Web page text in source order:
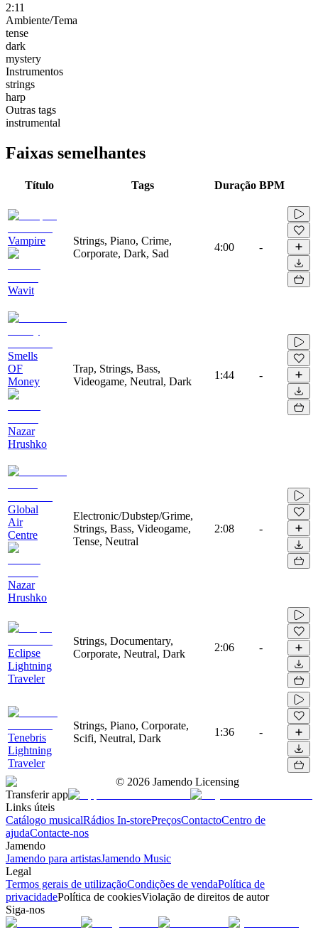
2:11
Ambiente/Tema
tense
dark
mystery
Instrumentos
strings
harp
Outras tags
instrumental
Faixas semelhantes
Título Tags Duração BPM
Vampire
Wavit
Strings, Piano, Crime,
Corporate, Dark, Sad
4:00 -
Smells
OF
Money
Nazar
Hrushko
Trap, Strings, Bass,
Videogame, Neutral, Dark
1:44 -
Global
Air
Centre
Nazar
Hrushko
Electronic/Dubstep/Grime,
Strings, Bass, Videogame,
Tense, Neutral
2:08 -
Eclipse
Lightning
Traveler
Strings, Documentary,
Corporate, Neutral, Dark
2:06 -
Tenebris
Lightning
Traveler
Strings, Piano, Corporate,
Scifi, Neutral, Dark
1:36 -
© 2026 Jamendo Licensing
Transferir app
Links úteis
Catálogo musicalRádios In-storePreçosContactoCentro de
ajudaContacte-nos
Jamendo
Jamendo para artistasJamendo Music
Legal
Termos gerais de utilizaçãoCondições de vendaPolítica de
privacidadePolítica de cookiesViolação de direitos de autor
Siga-nos